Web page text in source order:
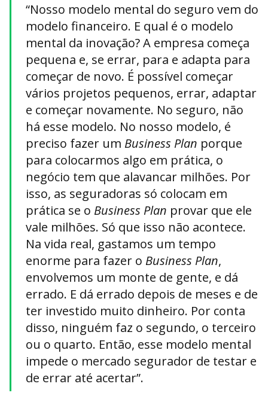
“Nosso modelo mental do seguro vem do
modelo financeiro. E qual é o modelo
mental da inovação? A empresa começa
pequena e, se errar, para e adapta para
começar de novo. É possível começar
vários projetos pequenos, errar, adaptar
e começar novamente. No seguro, não
há esse modelo. No nosso modelo, é
preciso fazer um Business Plan porque
para colocarmos algo em prática, o
negócio tem que alavancar milhões. Por
isso, as seguradoras só colocam em
prática se o Business Plan provar que ele
vale milhões. Só que isso não acontece.
Na vida real, gastamos um tempo
enorme para fazer o Business Plan,
envolvemos um monte de gente, e dá
errado. E dá errado depois de meses e de
ter investido muito dinheiro. Por conta
disso, ninguém faz o segundo, o terceiro
ou o quarto. Então, esse modelo mental
impede o mercado segurador de testar e
de errar até acertar”.